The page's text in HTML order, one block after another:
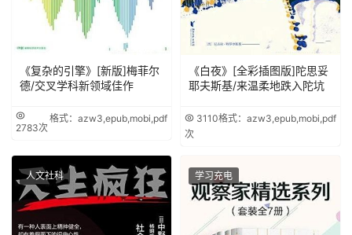
《复杂的引擎》[新版]梅菲尔
德/交叉学科新领域佳作
2783次
格式：azw3,epub,mobi,pdf
《白夜》[全彩插图版]陀思妥
耶夫斯基/来温柔地跌入陀坑
3110
次
格式：azw3,epub,mobi,pdf
人文社科 学习充电